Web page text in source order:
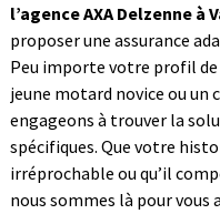
l’agence AXA Delzenne à
proposer une assurance
Peu importe votre profil de
jeune motard novice ou un
engageons à trouver la
spécifiques. Que votre
irréprochable ou qu’il
nous sommes là pour vous